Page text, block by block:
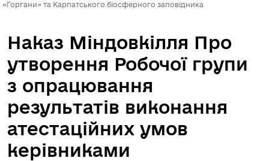
«Горгани» та Карпатського біосферного заповідника
Наказ Міндовкілля Про
утворення Робочої групи
з опрацювання
результатів виконання
атестаційних умов
керівниками